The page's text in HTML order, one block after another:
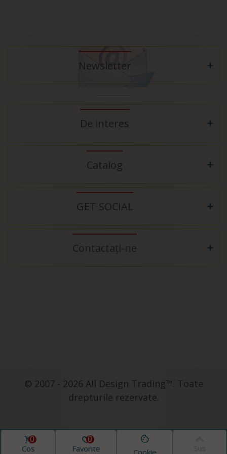
Newsletter
De interes
Catalog
GET SOCIAL
Contactați-ne
© 2007 - 2026 All Design Trading™. Toate
drepturile rezervate.
Coș
0
Favorite
0
Cookie